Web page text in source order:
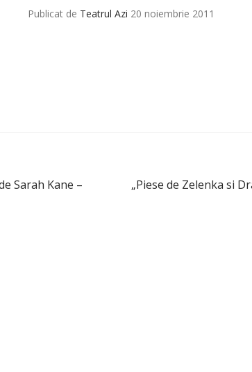
Publicat de Teatrul Azi 20 noiembrie 2011
Sarah Kane –
„Piese de Zelenka si